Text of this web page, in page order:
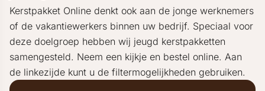
Kerstpakket Online denkt ook aan de jonge werknemers
of de vakantiewerkers binnen uw bedrijf. Speciaal voor
deze doelgroep hebben wij jeugd kerstpakketten
samengesteld. Neem een kijkje en bestel online. Aan
de linkezijde kunt u de filtermogelijkheden gebruiken.